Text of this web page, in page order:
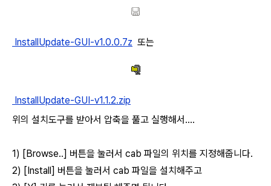
InstallUpdate-GUI-v1.0.0.7z 또는
InstallUpdate-GUI-v1.1.2.zip
위의 설치도구를 받아서 압축을 풀고 실행해서....
1) [Browse..] 버튼을 눌러서 cab 파일의 위치를 지정해줍니다.
2) [Install] 버튼을 눌러서 cab 파일을 설치해주고